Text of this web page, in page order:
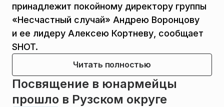
принадлежит покойному директору группы
«Несчастный случай» Андрею Воронцову
и ее лидеру Алексею Кортневу, сообщает
SHOT.
Читать полностью
Посвящение в юнармейцы
прошло в Рузском округе